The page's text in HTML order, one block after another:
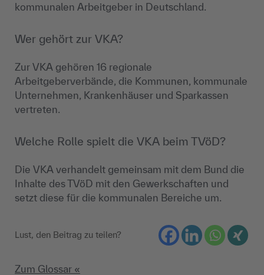
kommunalen Arbeitgeber in Deutschland.
Wer gehört zur VKA?
Zur VKA gehören 16 regionale
Arbeitgeberverbände, die Kommunen, kommunale
Unternehmen, Krankenhäuser und Sparkassen
vertreten.
Welche Rolle spielt die VKA beim TVöD?
Die VKA verhandelt gemeinsam mit dem Bund die
Inhalte des TVöD mit den Gewerkschaften und
setzt diese für die kommunalen Bereiche um.
Lust, den Beitrag zu teilen?
Zum Glossar «